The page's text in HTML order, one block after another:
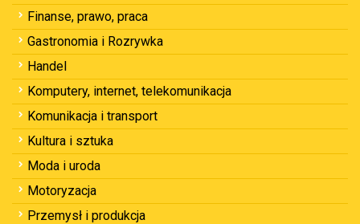
Finanse, prawo, praca
Gastronomia i Rozrywka
Handel
Komputery, internet, telekomunikacja
Komunikacja i transport
Kultura i sztuka
Moda i uroda
Motoryzacja
Przemysł i produkcja